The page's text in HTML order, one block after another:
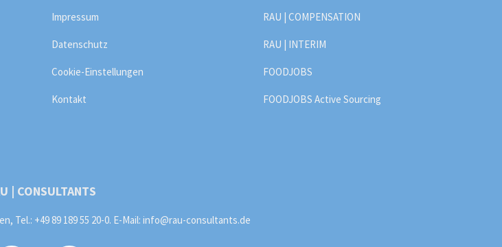
Impressum
Datenschutz
Cookie-Einstellungen
Kontakt
RAU | COMPENSATION
RAU | INTERIM
FOODJOBS
FOODJOBS Active Sourcing
| CONSULTANTS
Tel.: +49 89 189 55 20-0. E-Mail: info@rau-consultants.de